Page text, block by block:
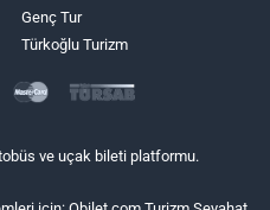
Genç Tur
Türkoğlu Turizm
ve uçak bileti platformu.